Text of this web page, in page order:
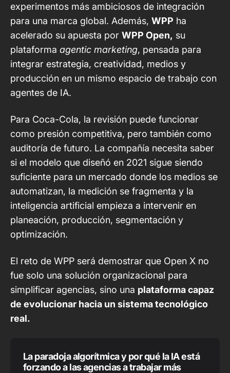
experimentos más ambiciosos de integración
para una marca global. Además, WPP ha
acelerado su apuesta por WPP Open, su
plataforma agentic marketing, pensada para
integrar estrategia, creatividad, medios y
producción en un mismo espacio de trabajo con
agentes de IA.
Para Coca-Cola, la revisión puede funcionar
como presión competitiva, pero también como
auditoría de futuro. La compañía necesita saber
si el modelo que diseñó en 2021 sigue siendo
suficiente para un mercado donde los medios se
automatizan, la medición se fragmenta y la
inteligencia artificial empieza a intervenir en
planeación, producción, segmentación y
optimización.
El reto de WPP será demostrar que Open X no
fue solo una solución organizacional para
simplificar agencias, sino una plataforma capaz
de evolucionar hacia un sistema tecnológico
real.
La paradoja algorítmica y por qué la IA está
forzando a las agencias a trabajar más